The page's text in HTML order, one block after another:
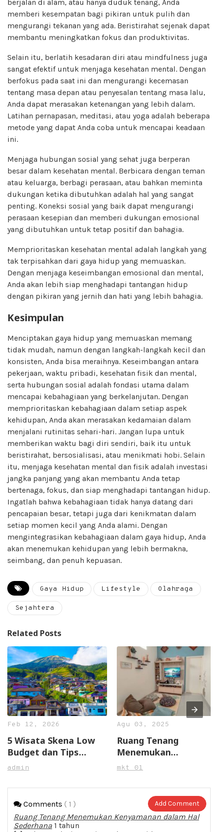
berjalan di alam, atau hanya duduk tenang, Anda
memberi kesempatan bagi pikiran untuk pulih dan
mengurangi tekanan yang ada. Beristirahat sejenak dapat
membantu meningkatkan fokus dan produktivitas.
Selain itu, berlatih kesadaran diri atau mindfulness juga
sangat efektif untuk menjaga kesehatan mental. Dengan
berfokus pada saat ini dan mengurangi kecemasan
tentang masa depan atau penyesalan tentang masa lalu,
Anda dapat merasakan ketenangan yang lebih dalam.
Latihan pernapasan, meditasi, atau yoga adalah beberapa
metode yang dapat Anda coba untuk mencapai keadaan
ini.
Menjaga hubungan sosial yang sehat juga berperan
besar dalam kesehatan mental. Berbicara dengan teman
atau keluarga, berbagi perasaan, atau bahkan meminta
dukungan ketika dibutuhkan adalah hal yang sangat
penting. Koneksi sosial yang baik dapat mengurangi
perasaan kesepian dan memberi dukungan emosional
yang dibutuhkan untuk tetap positif dan bahagia.
Memprioritaskan kesehatan mental adalah langkah yang
tak terpisahkan dari gaya hidup yang memuaskan.
Dengan menjaga keseimbangan emosional dan mental,
Anda akan lebih siap menghadapi tantangan hidup
dengan pikiran yang jernih dan hati yang lebih bahagia.
Kesimpulan
Menciptakan gaya hidup yang memuaskan memang
tidak mudah, namun dengan langkah-langkah kecil dan
konsisten, Anda bisa meraihnya. Keseimbangan antara
pekerjaan, waktu pribadi, kesehatan fisik dan mental,
serta hubungan sosial adalah fondasi utama dalam
mencapai kebahagiaan yang berkelanjutan. Dengan
memprioritaskan kebahagiaan dalam setiap aspek
kehidupan, Anda akan merasakan kedamaian dalam
menjalani rutinitas sehari-hari. Jangan lupa untuk
memberikan waktu bagi diri sendiri, baik itu untuk
beristirahat, bersosialisasi, atau menikmati hobi. Selain
itu, menjaga kesehatan mental dan fisik adalah investasi
jangka panjang yang akan membantu Anda tetap
bertenaga, fokus, dan siap menghadapi tantangan hidup.
Ingatlah bahwa kebahagiaan tidak hanya datang dari
pencapaian besar, tetapi juga dari kenikmatan dalam
setiap momen kecil yang Anda alami. Dengan
mengintegrasikan kebahagiaan dalam gaya hidup, Anda
akan menemukan kehidupan yang lebih bermakna,
seimbang, dan penuh kepuasan.
Gaya Hidup Lifestyle Olahraga
Sejahtera
Related Posts
Feb 12, 2026
5 Wisata Skena Low
Budget dan Tips
Hemat Biaya
admin
Agu 03, 2025
Ruang Tenang
Menemukan
Kenyamanan dalam
mkt 01
Comments ( 1 ) Add Comment
Ruang Tenang Menemukan Kenyamanan dalam Hal
Sederhana 1 tahun